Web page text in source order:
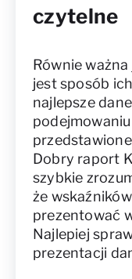
czytelne
Równie
jest sposób
najlepsze
Dobry raport
szybkie
że
prezentować
Najlepiej
prezentacji